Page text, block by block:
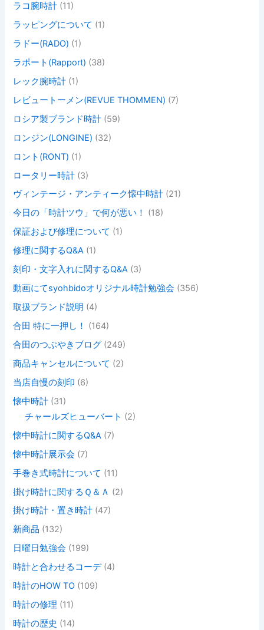
ラコ腕時計 (11)
ラッピングについて (1)
ラドー(RADO) (1)
ラポート(Rapport) (38)
レック腕時計 (1)
レビュートーメン(REVUE THOMMEN) (7)
ロシア製ブランド時計 (59)
ロンジン(LONGINE) (32)
ロント(RONT) (1)
ロータリー時計 (3)
ヴィンテージ・アンティーク懐中時計 (21)
今日の「時計ツウ」で何が悪い！
(18)
保証および修理について (1)
修理に関するQ&A (1)
刻印・文字入れに関するQ&A (3)
動画にてsyohbidoオリジナル時計勉強会 (356)
取扱ブランド説明 (4)
合田 特に一押し！
(164)
合田のつぶやきブログ (249)
商品キャンセルについて (2)
当店自慢の刻印 (6)
懐中時計 (31)
チャールズヒューバート (2)
懐中時計に関するQ&A (7)
懐中時計展示会 (7)
手巻き式時計について (11)
掛け時計に関するＱ＆Ａ (2)
掛け時計・置き時計 (47)
新商品 (132)
日曜日勉強会 (199)
時計と合わせるコーデ(4)
時計のHOW TO (109)
時計の修理 (11)
時計の歴史 (14)